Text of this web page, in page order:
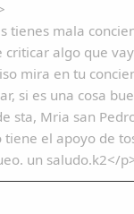
tienes mala
criticar algo que
mira en tu
si es una cosa
sta, Mria san
el apoyo de
un saludo.k2</